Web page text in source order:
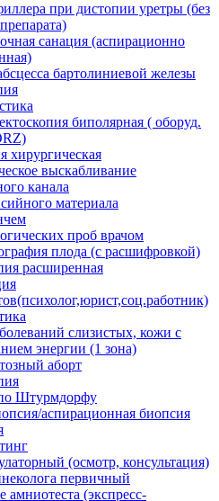
при дистопии уретры (без
санация (аспирационно
бартолиниевой железы
биполярная ( оборуд.
хирургическая
выскабливание
канала
материала
проб врачом
плода (с расшифровкой)
расширенная
слизистых, кожи с
энергии (1 зона)
аборт
Штурмдорфу
аспирационная биопсия
(осмотр, консультация)
первичный
амниотеста (экспресс-